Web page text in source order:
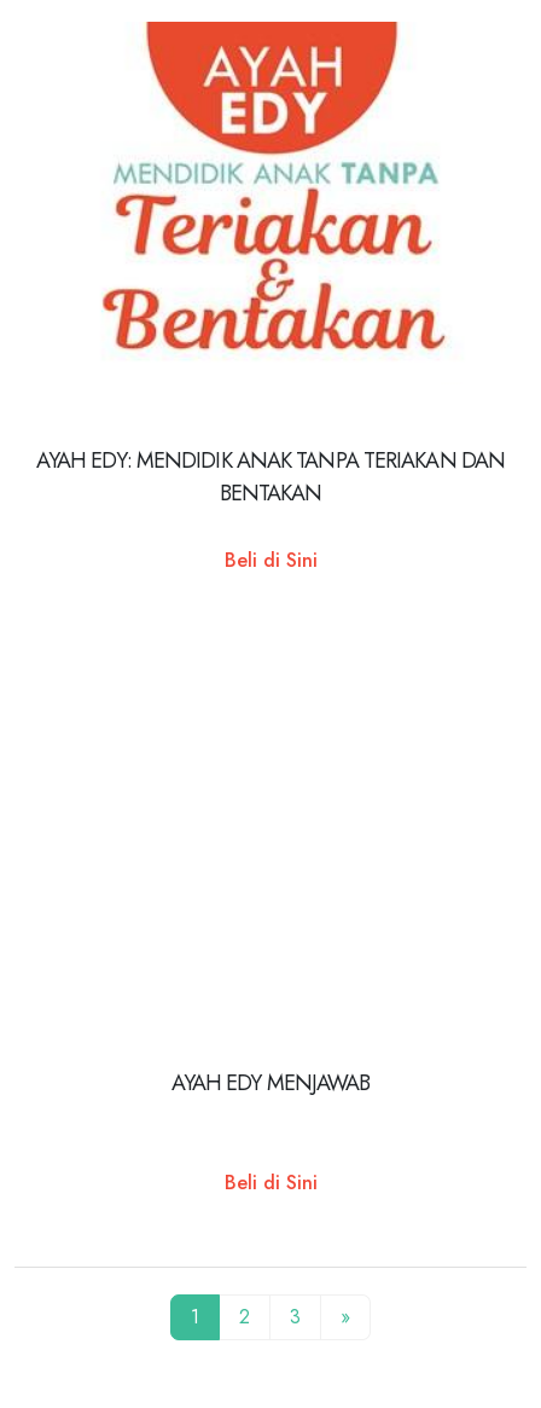
AYAH EDY: MENDIDIK ANAK TANPA TERIAKAN DAN
BENTAKAN
Beli di Sini
AYAH EDY MENJAWAB
Beli di Sini
1 2 3 »